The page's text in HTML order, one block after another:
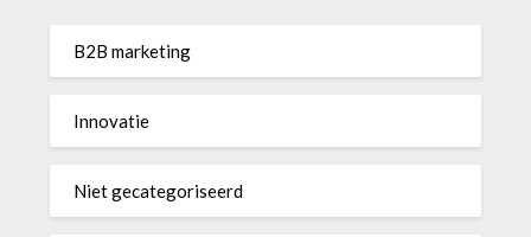
B2B marketing
Innovatie
Niet gecategoriseerd